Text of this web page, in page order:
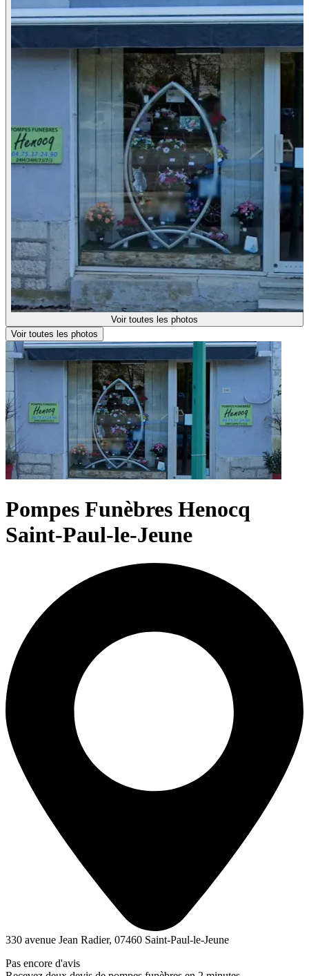
Voir toutes les photos
Voir toutes les photos
Pompes Funèbres Henocq
Saint-Paul-le-Jeune
330 avenue Jean Radier, 07460 Saint-Paul-le-Jeune
Pas encore d'avis